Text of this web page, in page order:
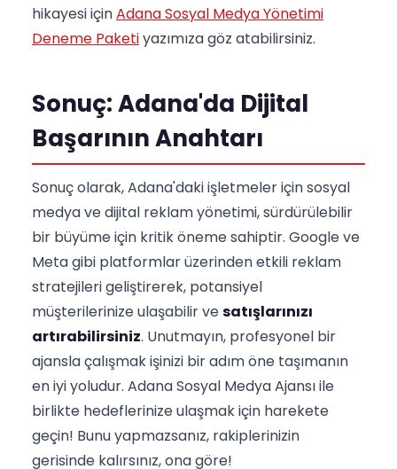
hikayesi içinAdana Sosyal Medya Yönetimi
Deneme Paketiyazımıza göz atabilirsiniz.
Sonuç: Adana'da Dijital
Başarının Anahtarı
Sonuç olarak, Adana'daki işletmeler için sosyal
medya ve dijital reklam yönetimi, sürdürülebilir
bir büyüme için kritik öneme sahiptir. Google ve
Meta gibi platformlar üzerinden etkili reklam
stratejileri geliştirerek, potansiyel
müşterilerinize ulaşabilir vesatışlarınızı
artırabilirsiniz. Unutmayın, profesyonel bir
ajansla çalışmak işinizi bir adım öne taşımanın
en iyi yoludur. Adana Sosyal Medya Ajansı ile
birlikte hedeflerinize ulaşmak için harekete
geçin! Bunu yapmazsanız, rakiplerinizin
gerisinde kalırsınız, ona göre!